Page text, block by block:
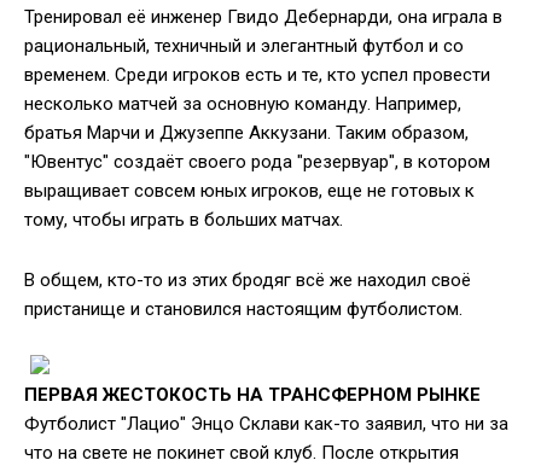
Тренировал её инженер Гвидо Дебернарди, она играла в
рациональный, техничный и элегантный футбол и со
временем. Среди игроков есть и те, кто успел провести
несколько матчей за основную команду. Например,
братья Марчи и Джузеппе Аккузани. Таким образом,
"Ювентус" создаёт своего рода "резервуар", в котором
выращивает совсем юных игроков, еще не готовых к
тому, чтобы играть в больших матчах.
В общем, кто-то из этих бродяг всё же находил своё
пристанище и становился настоящим футболистом.
ПЕРВАЯ ЖЕСТОКОСТЬ НА ТРАНСФЕРНОМ РЫНКЕ
Футболист "Лацио" Энцо Склави как-то заявил, что ни за
что на свете не покинет свой клуб. После открытия